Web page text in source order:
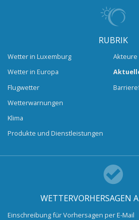
RUBRIK
Wetter in Luxemburg
Wetter in Europa
Flugwetter
Wetterwarnungen
Klima
Produkte und Dienstleistungen
Akteure
WETTERVORHERSAGEN
Einschreibung für Vorhersagen per E-Mail